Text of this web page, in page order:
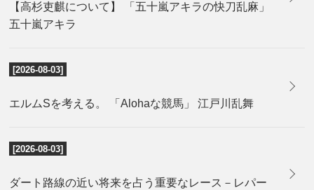
【高杉吏麒について】 「五十嵐アキラの快刀乱麻」
五十嵐アキラ
[2026-08-03]
エルムSを考える。 「Alohaな競馬」 江戸川乱舞
[2026-08-03]
ダート路線の近い将来を占う重要なレース－レパー